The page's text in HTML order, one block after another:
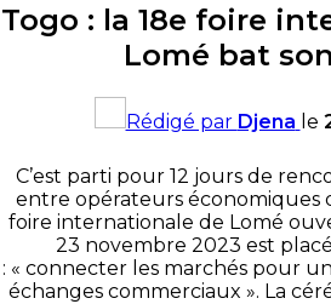
Togo : la 18e foire
Lomé bat
Rédigé par Djena le
C’est parti pour 12 jours de
entre opérateurs économiques
foire internationale de Lomé
23 novembre 2023 est
: « connecter les marchés pour
échanges commerciaux ». La